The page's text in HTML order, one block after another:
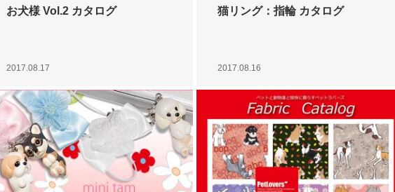
お犬様 Vol.2 カタログ
2017.08.17
猫リング：指輪 カタログ
2017.08.16